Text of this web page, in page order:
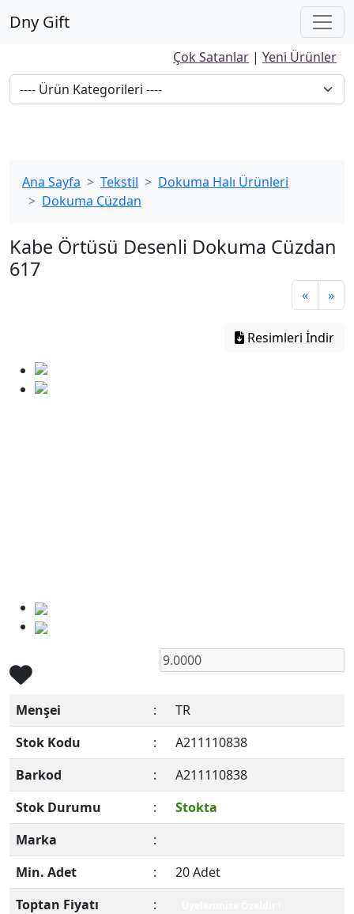
Dny Gift
Çok Satanlar | Yeni Ürünler
Ana Sayfa Tekstil
Dokuma Halı Ürünleri
Dokuma Cüzdan
Kabe Örtüsü Desenli Dokuma Cüzdan
617
« »
Resimleri İndir
Menşei :
TR
Stok Kodu
:
A211110838
Barkod
:
A211110838
Stok Durumu
:
Stokta
Marka
:
Min. Adet
:
20 Adet
Toptan Fiyatı
: